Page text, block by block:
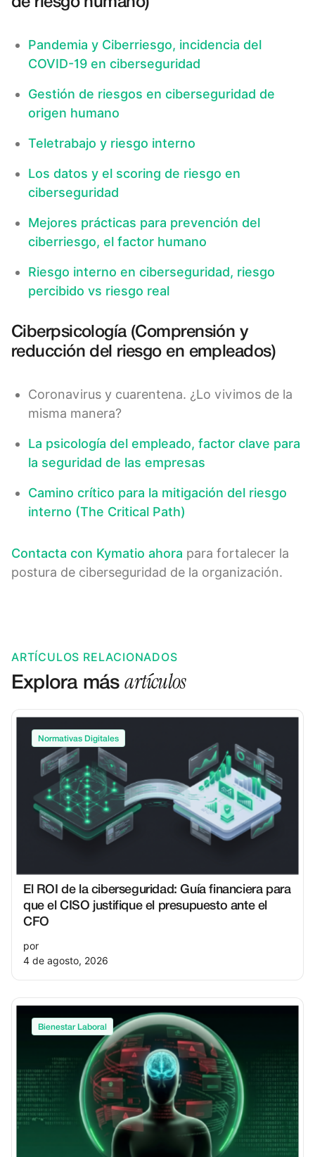
Pandemia y Ciberriesgo, incidencia del
COVID-19 en ciberseguridad
Gestión de riesgos en ciberseguridad de
origen humano
Teletrabajo y riesgo interno
Los datos y el scoring de riesgo en
ciberseguridad
Mejores prácticas para prevención del
ciberriesgo, el factor humano
Riesgo interno en ciberseguridad, riesgo
percibido vs riesgo real
Ciberpsicología (Comprensión y
reducción del riesgo en empleados)
Coronavirus y cuarentena. ¿Lo vivimos de la
misma manera?
La psicología del empleado, factor clave para
la seguridad de las empresas
Camino crítico para la mitigación del riesgo
interno (The Critical Path)
Contacta con Kymatio ahora para fortalecer la
postura de ciberseguridad de la organización.
ARTÍCULOS RELACIONADOS
Explora másartículos
Normativas Digitales
El ROI de la ciberseguridad: Guía financiera para
que el CISO justifique el presupuesto ante el
CFO
por
4 de agosto, 2026
Bienestar Laboral